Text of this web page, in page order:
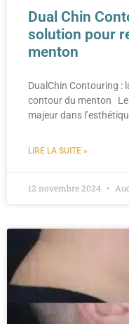
Dual Chin
solution pour
menton
DualChin Contouring :
contour du menton
majeur dans
LIRE LA SUITE »
12 novembre 2024